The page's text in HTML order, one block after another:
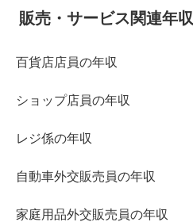
販売・サービス関連年収
百貨店店員の年収
ショップ店員の年収
レジ係の年収
自動車外交販売員の年収
家庭用品外交販売員の年収